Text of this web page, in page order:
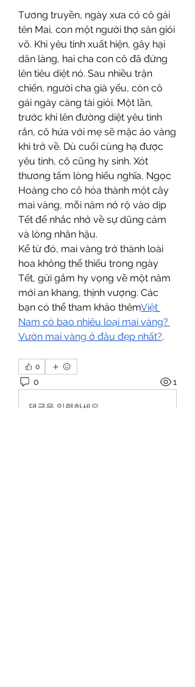
Tương truyền, ngày xưa có cô gái
tên Mai, con một người thợ săn giỏi
võ. Khi yêu tinh xuất hiện, gây hại
dân làng, hai cha con cô đã đứng
lên tiêu diệt nó. Sau nhiều trận
chiến, người cha già yếu, còn cô
gái ngày càng tài giỏi. Một lần,
trước khi lên đường diệt yêu tinh
rắn, cô hứa với mẹ sẽ mặc áo vàng
khi trở về. Dù cuối cùng hạ được
yêu tinh, cô cũng hy sinh. Xót
thương tấm lòng hiếu nghĩa, Ngọc
Hoàng cho cô hóa thành một cây
mai vàng, mỗi năm nở rộ vào dịp
Tết để nhắc nhở về sự dũng cảm
và lòng nhân hậu.
Kể từ đó, mai vàng trở thành loài
hoa không thể thiếu trong ngày
Tết, gửi gắm hy vọng về một năm
mới an khang, thịnh vượng. Các
bạn có thể tham khảo thêmViệt
Nam có bao nhiêu loại mai vàng?
Vườn mai vàng ở đâu đẹp nhất?.
0
0 1
댓글을 입력하세요.